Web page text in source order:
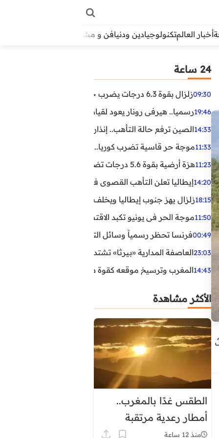
أخبار العالمتكنولوجيادين ودنيافن و مشاهير
24 ساعة
09:30زلزال بقوة 6.3 درجات يضرب جنوب الفلبين.. ولا تحذير من تسونامي حتى الآن
19:46رسميا.. هيرفي رونار يعود لقيادة منتخب كوت ديفوار
14:33الصين ترفع حالة التأهب.. إنذاران جديدان بسبب الأمطار
11:33موجة حر قاسية تضرب كوريا.. وفيات وإصابات ونفوق مئات
11:23هزة أرضية بقوة 5.6 درجات تضرب مصر
14:20إيطاليا تعلن التأهب القصوى في 23 مدينة بسبب موجة حر شديدة
18:15زلزال يهز جنوب إيطاليا ويخلف عشرات الجرحى
11:50موجة الحر في يونيو تكبد الاقتصاد البريطاني خسائر تجاوزت 1.5 مليار
00:49فرنسا تحظر رسمياً وسائل التواصل الاجتماعي على القاصرين
23:03العاصفة المدارية «بيرثا» تشتد وتقترب من سواحل
14:43المغرب وترسيخ موقعه كقوة طاقية إقليمية
الأكثر مشاهدة
الطقس غدًا بالمغرب..
أمطار رعدية مرتقبة
وحرارة تصل إلى 45 درجة
منذ 12 ساعة